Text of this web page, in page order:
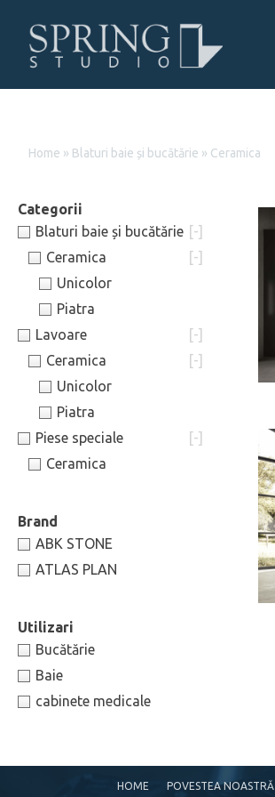
Home » Blaturi baie și bucătărie » Ceramica
Blaturi baie și bucătărie [-]
Ceramica
[-]
Unicolor
Piatra
Lavoare
[-]
Ceramica
[-]
Unicolor
Piatra
Piese speciale
[-]
Ceramica
ABK STONE
ATLAS PLAN
Bucătărie
Baie
cabinete medicale
HOME POVESTEA NOASTRĂ